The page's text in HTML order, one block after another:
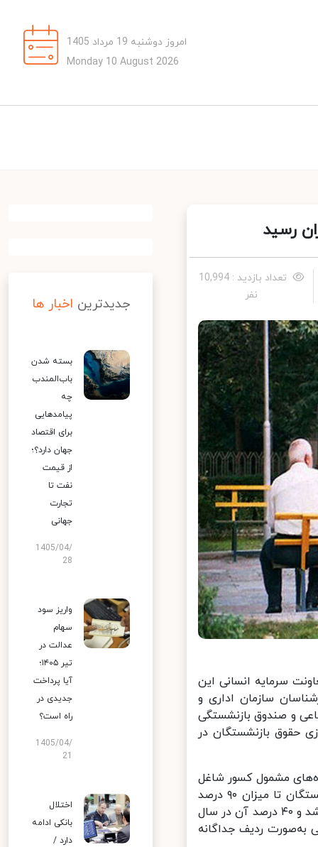
امروز دوشنبه 19 مرداد 1405
Monday 10 August 2026
رسید
تعداد بازدید : 10,994
نفر
سرمایه انسانی این
سازمان اداری و
و صندوق بازنشستگی
بازنشستگان در
درصد حقوق و فوق‌العاده‌های مشمول کسور شاغل
مشابه و همتراز کمتر باشد، گفت: ما به التفاوت حقوق این دسته از بازنشستگان تا میزان ۹۰ درصد
حقوق و فوق العاده‌های مشمول کسور شاغل مشابه و همتراز محاسبه خواهد شد و ۴۰ درصد آن در سال
حقوق سال ۱۴۰۳ در حکم حقوقی به‌صورت ردیف جداگانه
جدیدترین اخبار ها
بسته شدن
باب‌المندب
چه
پیامدهایی
برای اقتصاد
جهان دارد؟؛
از قیمت
نفت تا
تجارت
جهانی
1405/04/
28
واریز سود
سهام
عدالت در
تیر ۱۴۰۵؛
آیا پرداخت
جدیدی در
راه است؟
1405/04/
اختلال
بانکی ادامه
دارد /